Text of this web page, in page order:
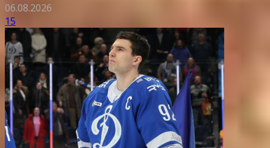
06.08.2026
15